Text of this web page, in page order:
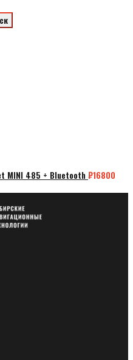
MINI 485 + Bluetooth ₽16800